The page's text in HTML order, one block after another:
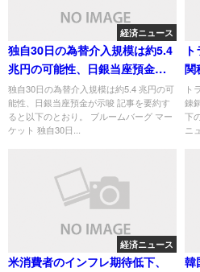
経済ニュース
独自30日の為替介入規模は約5.4
兆円の可能性、日銀当座預金が
示唆
独自30日の為替介入規模は約5.4 兆円の可
能性、日銀当座預金が示唆 記事を要約す
ると以下のとおり。 ブルームバーグ マー
ケット 独自30日...
関
ト
錬
下
ニ
経済ニュース
米消費者のインフレ期待低下、
韓